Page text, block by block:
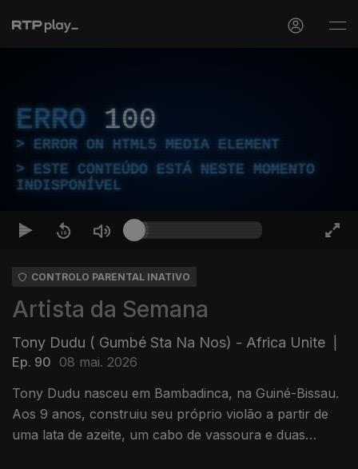
ERRO 100
ERROR ON HTML5 MEDIA ELEMENT
ESTE CONTEÚDO ESTÁ NESTE MOMENTO
INDISPONÍVEL
CONTROLO PARENTAL INATIVO
Artista da Semana
Tony Dudu ( Gumbé Sta Na Nos) - Africa Unite
Ep. 90 08 mai. 2026
Tony Dudu nasceu em Bambadinca, na Guiné-Bissau.
Aos 9 anos, construiu seu próprio violão a partir de
uma lata de azeite, um cabo de vassoura e duas